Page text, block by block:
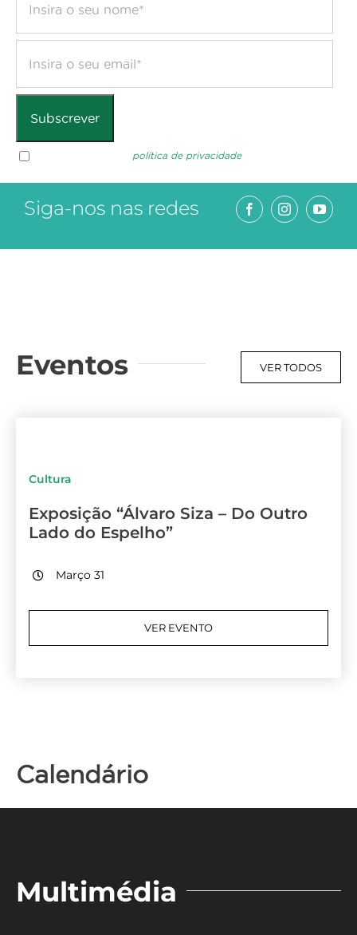
política de privacidade
Siga-nos nas redes
Eventos VER TODOS
Cultura
Exposição “Álvaro Siza – Do Outro
Lado do Espelho”
Março 31
VER EVENTO
Calendário
Multimédia